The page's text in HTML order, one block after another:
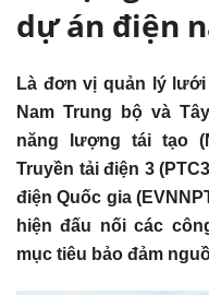
dự án điện
Là đơn vị quản lý
Nam Trung bộ và
năng lượng tái tạo
Truyền tải điện 3
điện Quốc gia
hiện đấu nối các
mục tiêu bảo đảm